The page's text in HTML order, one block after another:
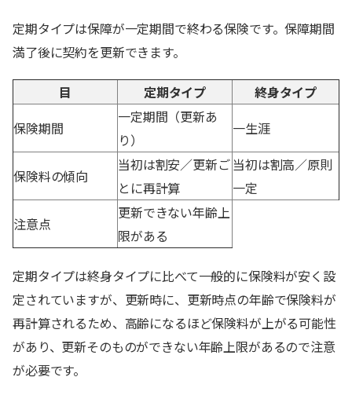
定期タイプは保障が一定期間で終わる保険です。保障期間
満了後に契約を更新できます。
目 定期タイプ
終身タイプ
保険期間
一定期間（更新あ
り）
一生涯
保険料の傾向
当初は割安／更新ご
とに再計算
当初は割高／原則
一定
注意点
更新できない年齢上
限がある
定期タイプは終身タイプに比べて一般的に保険料が安く設
定されていますが、更新時に、更新時点の年齢で保険料が
再計算されるため、高齢になるほど保険料が上がる可能性
があり、更新そのものができない年齢上限があるので注意
が必要です。